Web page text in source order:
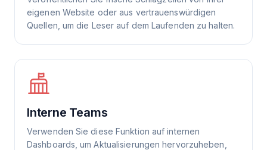
eigenen Website oder aus vertrauenswürdigen
Quellen, um die Leser auf dem Laufenden zu halten.
Interne Teams
Verwenden Sie diese Funktion auf internen
Dashboards, um Aktualisierungen hervorzuheben,